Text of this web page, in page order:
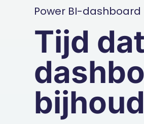
Power BI-dashboard
Tijd